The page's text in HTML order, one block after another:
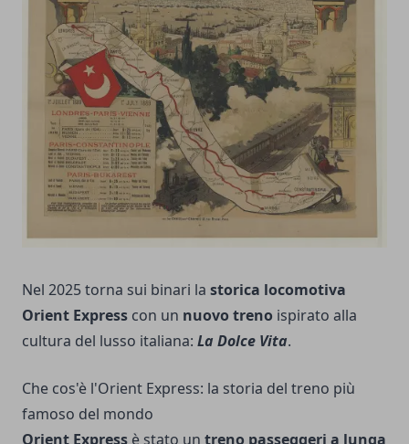
Nel 2025 torna sui binari la storica locomotiva
Orient Express con un nuovo treno ispirato alla
cultura del lusso italiana: La Dolce Vita.
Che cos'è l'Orient Express: la storia del treno più
famoso del mondo
Orient Express è stato un treno passeggeri a lunga